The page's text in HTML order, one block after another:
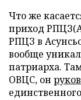
Что же
приход
РПЦЗ в
вообще
патриарха.
ОВЦС, он